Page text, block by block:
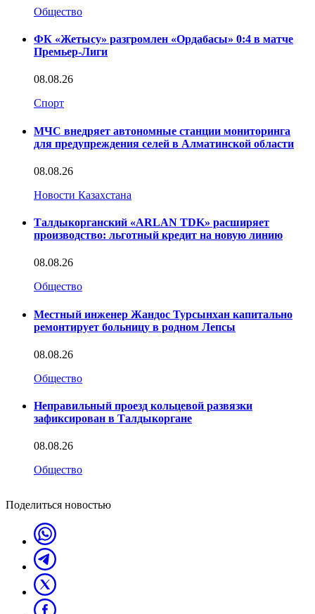
Общество
ФК «Жетысу» разгромлен «Ордабасы» 0:4 в матче
Премьер-Лиги
08.08.26
Спорт
МЧС внедряет автономные станции мониторинга
для предупреждения селей в Алматинской области
08.08.26
Новости Казахстана
Талдыкорганский «ARLAN TDK» расширяет
производство: льготный кредит на новую линию
08.08.26
Общество
Местный инженер Жандос Турсынхан капитально
ремонтирует больницу в родном Лепсы
08.08.26
Общество
Неправильный проезд кольцевой развязки
зафиксирован в Талдыкоргане
08.08.26
Общество
Поделиться новостью